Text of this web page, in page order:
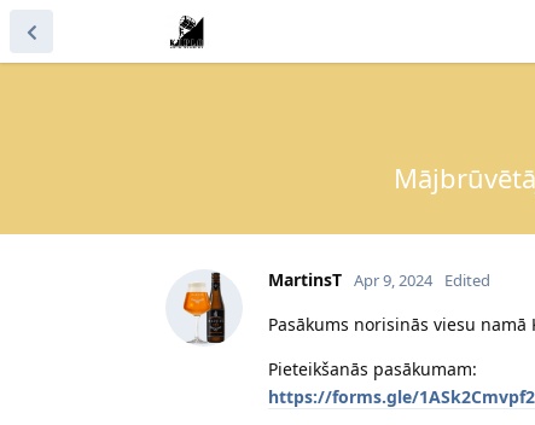
MartinsT Apr 9, 2024 Edited
Pasākums norisinās viesu namā
Pieteikšanās pasākumam:
https://forms.gle/